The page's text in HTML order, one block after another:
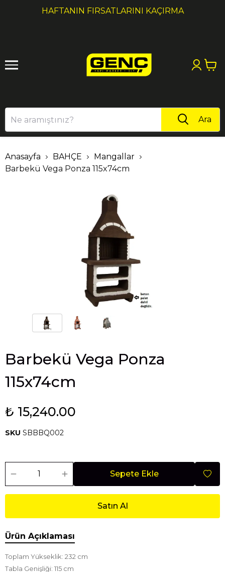
HAFTANIN FIRSATLARINI KAÇIRMA
1 2
Ara
Anasayfa BAHÇE
Mangallar
Barbekü Vega Ponza 115x74cm
Barbekü Vega Ponza
115x74cm
₺ 15,240.00
SKU SBBBQ002
Sepete Ekle
Satın Al
Ürün Açıklaması
Toplam Yükseklik: 232 cm
Tabla Genişliği: 115 cm